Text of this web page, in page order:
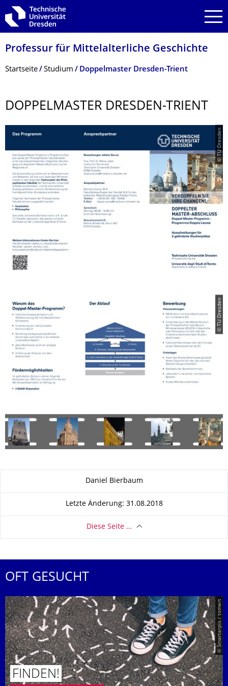
Zur Hauptnavigation springen
Zur Suche springen
Zum Inhalt springen
Professur für Mittelalterliche Geschichte
Breadcrumb-Menü
Startseite Studium Doppelmaster Dresden-Trient
DOPPELMASTER DRESDEN-TRIENT
© TU Dresden
© TU Dresden
Daniel Bierbaum
Letzte Änderung: 31.08.2018
Diese Seite …
OFT GESUCHT
© Smarterpix / tomert
FINDEN!